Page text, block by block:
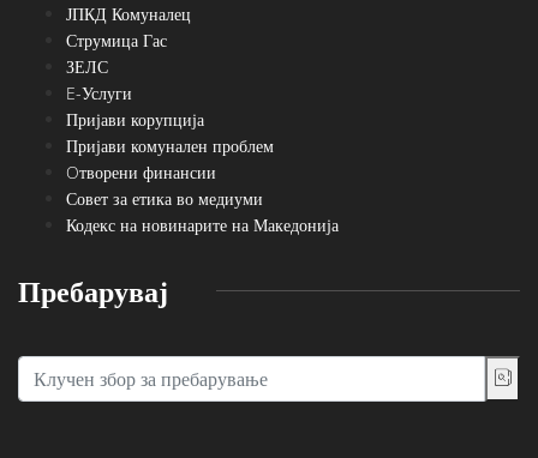
ЈПКД Комуналец
Струмица Гас
ЗЕЛС
E-Услуги
Пријави корупција
Пријави комунален проблем
Oтворени финансии
Совет за етика во медиуми
Кодекс на новинарите на Македонија
Пребарувај